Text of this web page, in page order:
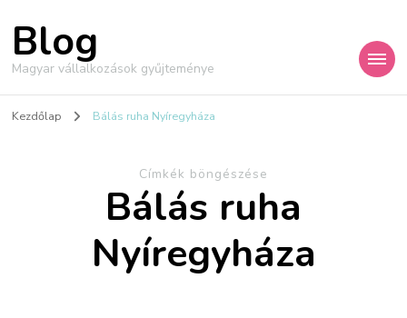
Blog
Magyar vállalkozások gyűjteménye
Kezdőlap Bálás ruha Nyíregyháza
Címkék böngészése
Bálás ruha
Nyíregyháza